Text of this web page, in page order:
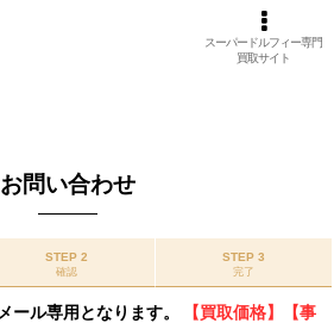
スーパードルフィー専門
買取サイト
お問い合わせ
STEP 2
確認
STEP 3
完了
ール専用となります。
【買取価格】【事